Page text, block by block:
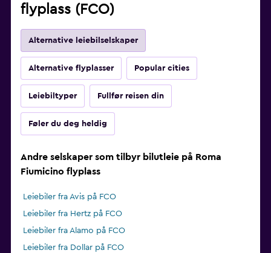
flyplass (FCO)
Alternative leiebilselskaper
Alternative flyplasser Popular cities
Leiebiltyper Fullfør reisen din
Føler du deg heldig
Andre selskaper som tilbyr bilutleie på Roma
Fiumicino flyplass
Leiebiler fra Avis på FCO
Leiebiler fra Hertz på FCO
Leiebiler fra Alamo på FCO
Leiebiler fra Dollar på FCO